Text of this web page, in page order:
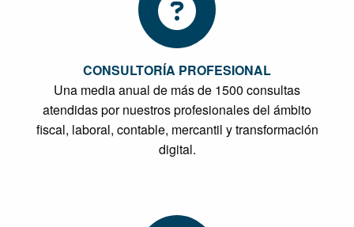
CONSULTORÍA PROFESIONAL
Una media anual de más de 1500 consultas
atendidas por nuestros profesionales del ámbito
fiscal, laboral, contable, mercantil y transformación
digital.